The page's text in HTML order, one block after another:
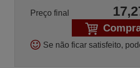
Preço final
Se não ficar satisfeito,